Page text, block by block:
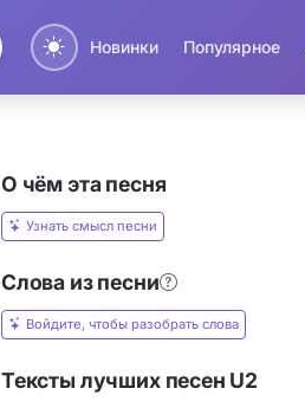
Новинки Популярное
О чём эта песня
Узнать смысл песни
Слова из песни
Войдите, чтобы разобрать слова
Тексты лучших песен U2